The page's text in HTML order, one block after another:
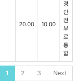
20.00 10.00
정
안
전
부
로
통
합
1 2 3 Next